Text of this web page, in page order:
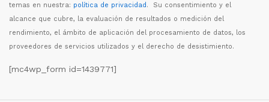
temas en nuestra: política de privacidad. Su consentimiento y el
alcance que cubre, la evaluación de resultados o medición del
rendimiento, el ámbito de aplicación del procesamiento de datos, los
proveedores de servicios utilizados y el derecho de desistimiento.
[mc4wp_form id=1439771]